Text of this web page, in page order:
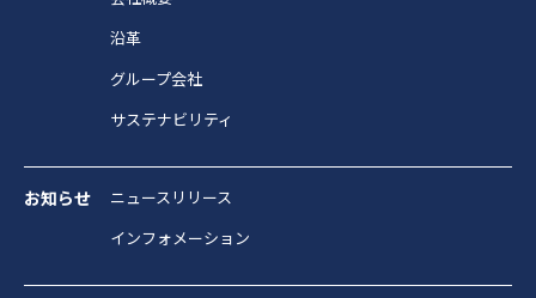
沿革
グループ会社
サステナビリティ
お知らせ
ニュースリリース
インフォメーション